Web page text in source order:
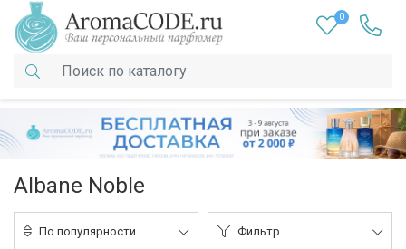
0
Albane Noble
По популярности Фильтр